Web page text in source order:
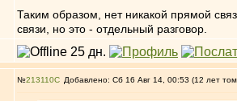
Таким образом, нет никакой прямой
связи, но это - отдельный разговор.
№213110 Добавлено: Сб 16 Авг 14, 00:53 (12 лет